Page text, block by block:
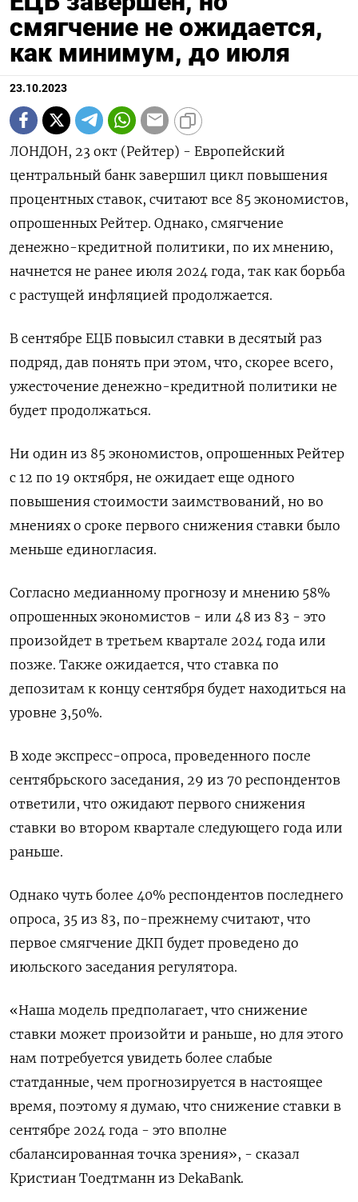
смягчение не ожидается,
как минимум, до июля
23.10.2023
ЛОНДОН, 23 окт (Рейтер) - Европейский
центральный банк завершил цикл повышения
процентных ставок, считают все 85 экономистов,
опрошенных Рейтер. Однако, смягчение
денежно-кредитной политики, по их мнению,
начнется не ранее июля 2024 года, так как борьба
с растущей инфляцией продолжается.
В сентябре ЕЦБ повысил ставки в десятый раз
подряд, дав понять при этом, что, скорее всего,
ужесточение денежно-кредитной политики не
будет продолжаться.
Ни один из 85 экономистов, опрошенных Рейтер
с 12 по 19 октября, не ожидает еще одного
повышения стоимости заимствований, но во
мнениях о сроке первого снижения ставки было
меньше единогласия.
Согласно медианному прогнозу и мнению 58%
опрошенных экономистов - или 48 из 83 - это
произойдет в третьем квартале 2024 года или
позже. Также ожидается, что ставка по
депозитам к концу сентября будет находиться на
уровне 3,50%.
В ходе экспресс-опроса, проведенного после
сентябрьского заседания, 29 из 70 респондентов
ответили, что ожидают первого снижения
ставки во втором квартале следующего года или
раньше.
Однако чуть более 40% респондентов последнего
опроса, 35 из 83, по-прежнему считают, что
первое смягчение ДКП будет проведено до
июльского заседания регулятора.
«Наша модель предполагает, что снижение
ставки может произойти и раньше, но для этого
нам потребуется увидеть более слабые
статданные, чем прогнозируется в настоящее
время, поэтому я думаю, что снижение ставки в
сентябре 2024 года - это вполне
сбалансированная точка зрения», - сказал
Кристиан Тоедтманн из DekaBank.